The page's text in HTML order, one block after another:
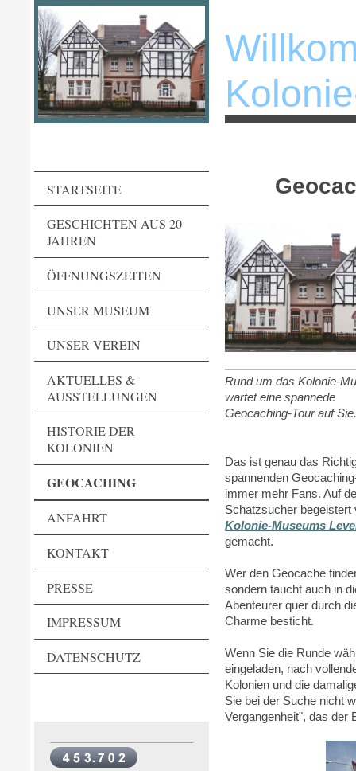
STARTSEITE
GESCHICHTEN AUS 20
JAHREN
ÖFFNUNGSZEITEN
UNSER MUSEUM
UNSER VEREIN
AKTUELLES &
AUSSTELLUNGEN
HISTORIE DER
KOLONIEN
GEOCACHING
ANFAHRT
KONTAKT
PRESSE
IMPRESSUM
DATENSCHUTZ
Rund um das Kolonie-
wartet eine spannede
Geocaching-Tour auf
Das ist genau das
spannenden
immer mehr Fans. Auf
Schatzsucher
Kolonie-Museums
gemacht.
Wer den Geocache
sondern taucht auch in
Abenteurer quer durch
Charme besticht.
Wenn Sie die Runde
eingeladen, nach
Kolonien und die
Sie bei der Suche nicht
Vergangenheit", das der